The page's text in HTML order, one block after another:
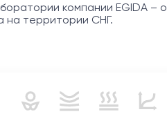
компании EGIDA –
на территории СНГ.